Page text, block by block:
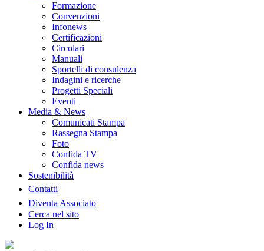
Formazione
Convenzioni
Infonews
Certificazioni
Circolari
Manuali
Sportelli di consulenza
Indagini e ricerche
Progetti Speciali
Eventi
Media & News
Comunicati Stampa
Rassegna Stampa
Foto
Confida TV
Confida news
Sostenibilità
Contatti
Diventa Associato
Cerca nel sito
Log In